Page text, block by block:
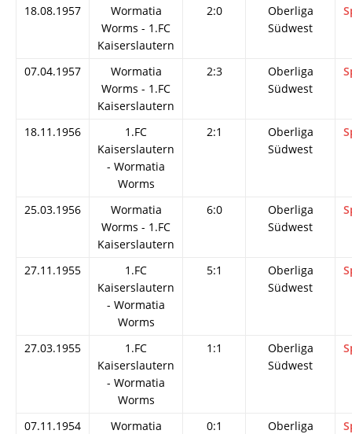
18.08.1957
Wormatia
Worms - 1.FC
Kaiserslautern
2:0
Oberliga
Südwest
07.04.1957
Wormatia
Worms - 1.FC
Kaiserslautern
2:3
Oberliga
Südwest
18.11.1956
1.FC
Kaiserslautern
- Wormatia
Worms
2:1
Oberliga
Südwest
25.03.1956
Wormatia
Worms - 1.FC
Kaiserslautern
6:0
Oberliga
Südwest
27.11.1955
1.FC
Kaiserslautern
- Wormatia
Worms
5:1
Oberliga
Südwest
27.03.1955
1.FC
Kaiserslautern
- Wormatia
Worms
1:1
Oberliga
Südwest
07.11.1954
Wormatia
0:1
Oberliga